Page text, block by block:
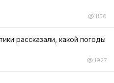
1150
рассказали, какой погоды
1927